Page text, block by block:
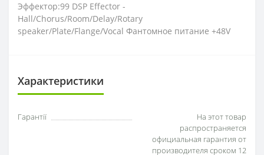
Эффектор:99 DSP Effector -
Hall/Chorus/Room/Delay/Rotary
speaker/Plate/Flange/Vocal Фантомное питание +48V
Характеристики
Гарантії
На этот товар
распространяется
официальная гарантия от
производителя сроком 12